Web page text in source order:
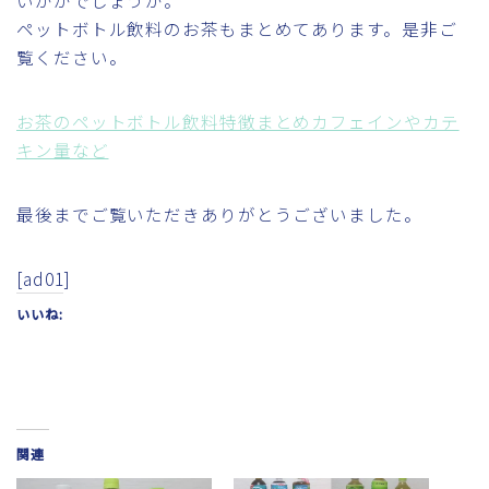
ペットボトル飲料のお茶もまとめてあります。是非ご
覧ください。
お茶のペットボトル飲料特徴まとめカフェインやカテ
キン量など
最後までご覧いただきありがとうございました。
[ad01]
いいね:
関連